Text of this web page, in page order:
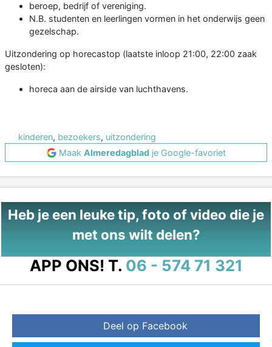
beroep, bedrijf of vereniging.
N.B. studenten en leerlingen vormen in het onderwijs geen
gezelschap.
Uitzondering op horecastop (laatste inloop 21:00, 22:00 zaak
gesloten):
horeca aan de airside van luchthavens.
kinderen, bezoekers, uitzondering
Maak Almeredagbladje Google-favoriet
Heb je een leuke tip, foto of video die je
met ons wilt delen?
APP ONS! T. 06 - 574 71 321
Deel op Facebook